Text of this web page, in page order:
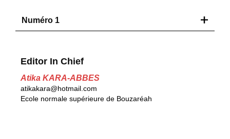
Numéro 1
Editor In Chief
Atika KARA-ABBES
atikakara@hotmail.com
Ecole normale supérieure de Bouzaréah